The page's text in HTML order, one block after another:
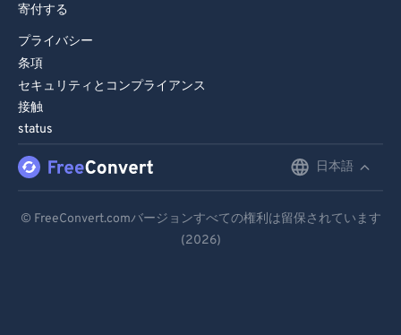
寄付する
プライバシー
条項
セキュリティとコンプライアンス
接触
status
日本語
Español
© FreeConvert.comバージョンすべての権利は留保されています
(2026)